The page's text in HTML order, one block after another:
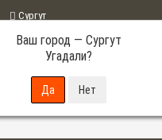
Сургут
Ваш город — Сургут
Угадали?
20:00